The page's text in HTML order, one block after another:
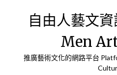
自由人藝文
Men
推廣藝術文化的網路平台